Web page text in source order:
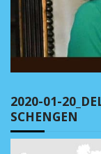
2020-01-
SCHENGEN